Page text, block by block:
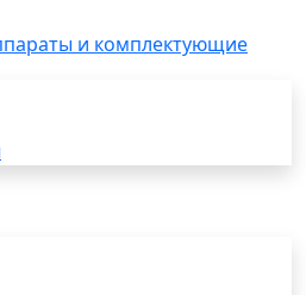
и комплектующие